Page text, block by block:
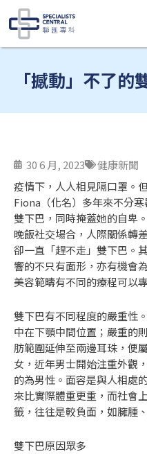
Skip
to
content
「撼動」不了的
30 6 月, 2023 健康新聞
疫情下，人人相見隔口罩。
Fiona（化名）多年來不分
雙下巴，同時掩蓋她的自卑
晚飯社交場合，人際關係轉
卻一直「趕不走」雙下巴。
響的不只有面形，亦有機會
美容範疇有不同的療程可以
雙下巴有不同程度的嚴重性
中在下顎中間位置；嚴重的
肪範圍延伸至兩邊耳珠，便
女，近年男士開始注重外觀
的為男性。面容是與人相處
來比實際體重更重，而社會
籤，往往是較負面，如臃腫
雙下巴原因眾多